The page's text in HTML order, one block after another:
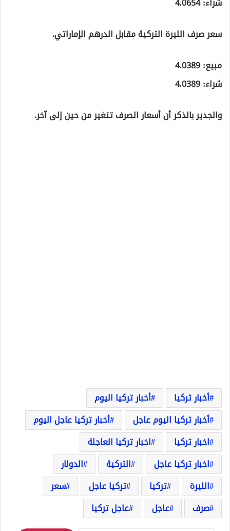
سعر صرف الليرة التركية مقابل الدرهم الإماراتي.
مبيع: 4.0389
شراء: 4.0389
والجدير بالذكر أن أسعار الصرف تتغير من حين إلى آخر.
أخبار تركيا
أخبار تركيا اليوم
أخبار تركيا اليوم عاجل
أخبار تركيا عاجل اليوم
اخبار تركيا
اخبار تركيا العاجلة
اخبار تركيا عاجل
التركية
الدولار
الليرة
تركيا تركيا عاجل
سعر
صرف
عاجل عاجل تركيا